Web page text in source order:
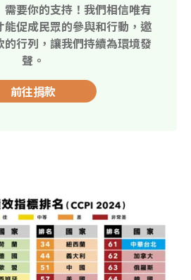
需要你的支持！我們相信唯有
能促成民眾的參與和行動，邀
的行列，讓我們持續為環境發
聲。
前往捐款